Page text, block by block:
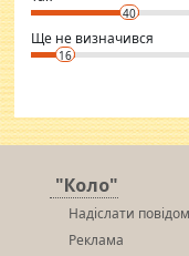
40
Ще не визначився
16
"Коло"
Надіслати
Реклама